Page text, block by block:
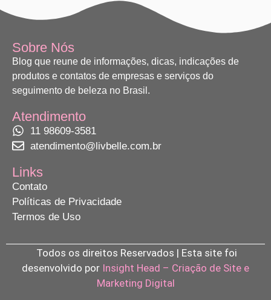
Sobre Nós
Blog que reune de informações, dicas, indicações de
produtos e contatos de empresas e serviços do
seguimento de beleza no Brasil.
Atendimento
11 98609-3581
atendimento@livbelle.com.br
Links
Contato
Políticas de Privacidade
Termos de Uso
Todos os direitos Reservados | Esta site foi
desenvolvido por Insight Head – Criação de Site e
Marketing Digital